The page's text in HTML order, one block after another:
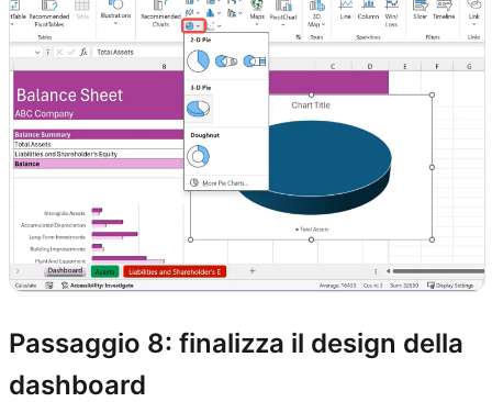
Passaggio 8: finalizza il design della
dashboard